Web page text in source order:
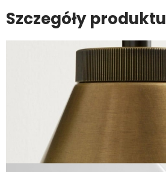
Szczegóły produktu